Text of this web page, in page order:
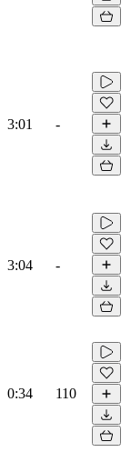
3:01 -
3:04 -
0:34 110